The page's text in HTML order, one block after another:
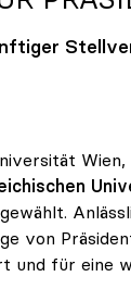
Wien,
gewählt.
von
und für eine